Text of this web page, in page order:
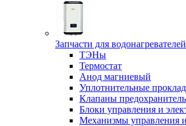
Запчасти для
ТЭНы
Термостат
Анод магниевый
Уплотнительные
Клапаны
Блоки управления и
Механизмы управления